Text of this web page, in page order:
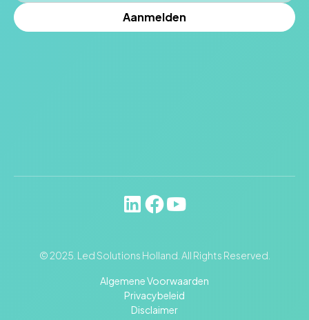
Algemene Voorwaarden
Privacybeleid
Disclaimer
© 2025. Led Solutions Holland. All Rights Reserved.